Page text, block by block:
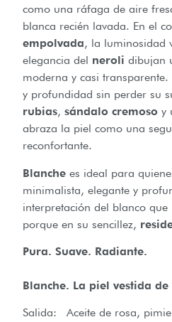
como una ráfaga de aire
blanca recién lavada. En el
empolvada, la luminosidad
elegancia del neroli dibujan
moderna y casi
y profundidad sin perder su
rubias, sándalo cremoso y
abraza la piel como una
reconfortante.
Blanche es ideal para
minimalista, elegante y
interpretación del blanco
porque en su sencillez,
Pura. Suave. Radiante.
Blanche. La piel vestida de
Salida: Aceite de rosa,